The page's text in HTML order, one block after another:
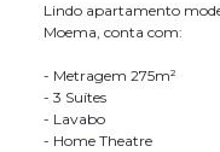
Lindo apartamento
Moema, conta com:
- Metragem 275m²
- 3 Suítes
- Lavabo
- Home Theatre